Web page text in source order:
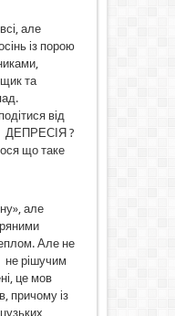
але
із порою
та
від
ДЕПРЕСІЯ ?
що таке
але
Але не
не рішучим
це мов
причому із